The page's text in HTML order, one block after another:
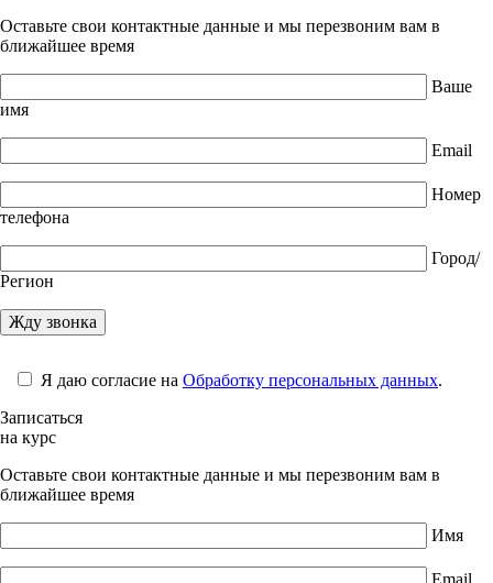
Оставьте свои контактные данные и мы перезвоним вам в
ближайшее время
Ваше
имя
Email
Номер
телефона
Город/
Регион
Я даю согласие на Обработку персональных данных.
Записаться
на курс
Оставьте свои контактные данные и мы перезвоним вам в
ближайшее время
Имя